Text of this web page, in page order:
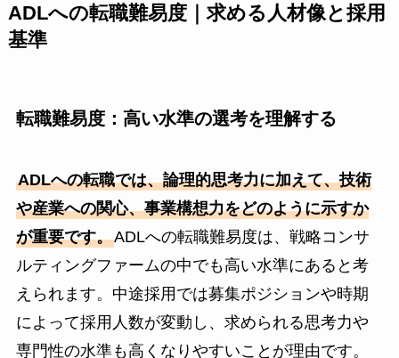
ADLへの転職難易度｜求める人材像と採用
基準
転職難易度：高い水準の選考を理解する
ADLへの転職では、論理的思考力に加えて、技術
や産業への関心、事業構想力をどのように示すか
が重要です。ADLへの転職難易度は、戦略コンサ
ルティングファームの中でも高い水準にあると考
えられます。中途採用では募集ポジションや時期
によって採用人数が変動し、求められる思考力や
専門性の水準も高くなりやすいことが理由です。